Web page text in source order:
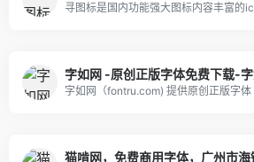
寻图标是国内功能强大图标内容丰富的
字如网（fontru.com) 提供原创正版字体
猫啃网，免费商用字体，广州市